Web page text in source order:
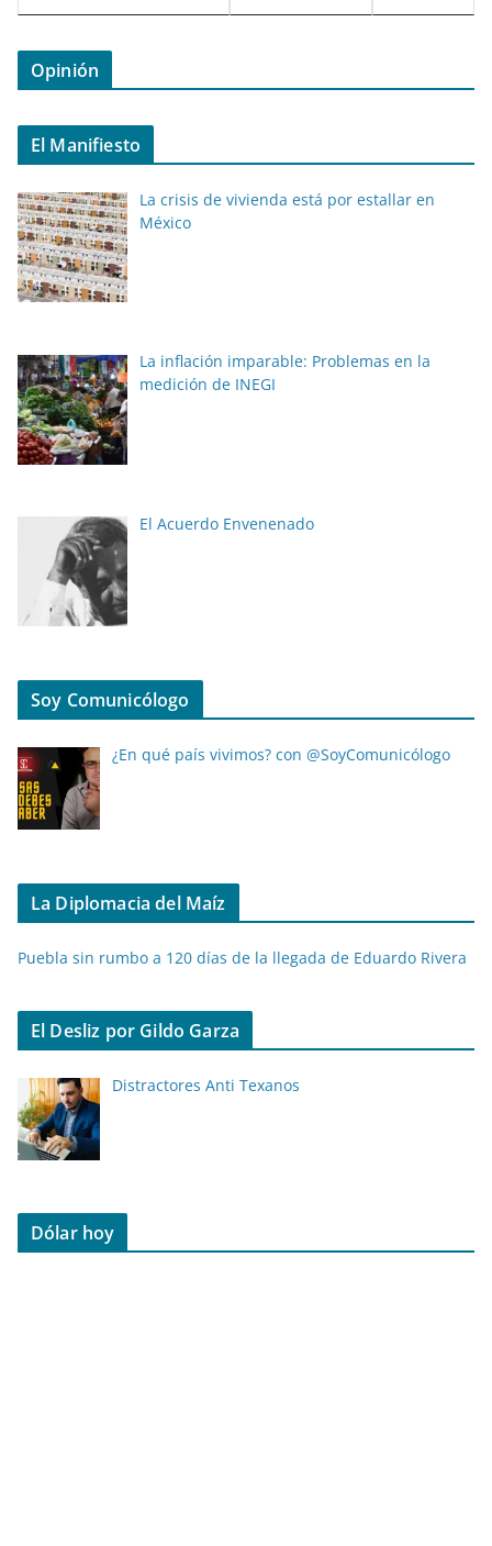
Opinión
El Manifiesto
La crisis de vivienda está por estallar en
México
La inflación imparable: Problemas en la
medición de INEGI
El Acuerdo Envenenado
Soy Comunicólogo
¿En qué país vivimos? con @SoyComunicólogo
La Diplomacia del Maíz
Puebla sin rumbo a 120 días de la llegada de Eduardo Rivera
El Desliz por Gildo Garza
Distractores Anti Texanos
Dólar hoy